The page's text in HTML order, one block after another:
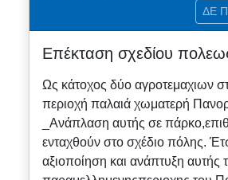
ΔΕ
Επέκταση σχεδίου
Ως κάτοχος δύο αγροτεμαχιων
περιοχή παλαιά χωματερή
_Ανάπλαση αυτής σε
ενταχθούν στο σχέδιο πόλης.
αξιοποίηση και ανάπτυξη αυτής